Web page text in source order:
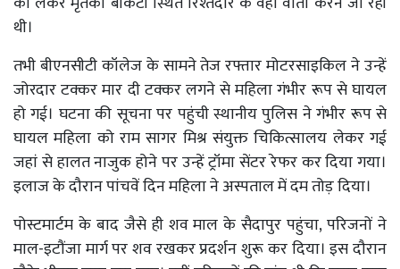
थी।
तभी बीएनसीटी कॉलेज के सामने तेज रफ्तार मोटरसाइकिल ने उन्हें
जोरदार टक्कर मार दी टक्कर लगने से महिला गंभीर रूप से घायल
हो गई। घटना की सूचना पर पहुंची स्थानीय पुलिस ने गंभीर रूप से
घायल महिला को राम सागर मिश्र संयुक्त चिकित्सालय लेकर गई
जहां से हालत नाजुक होने पर उन्हें ट्रॉमा सेंटर रेफर कर दिया गया।
इलाज के दौरान पांचवें दिन महिला ने अस्पताल में दम तोड़ दिया।
पोस्टमार्टम के बाद जैसे ही शव माल के सैदापुर पहुंचा, परिजनों ने
माल-इटौंजा मार्ग पर शव रखकर प्रदर्शन शुरू कर दिया। इस दौरान